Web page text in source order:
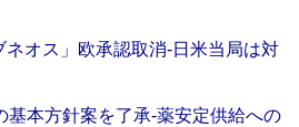
ネオス」欧承認取消‐日米当局は対
基本方針案を了承‐薬安定供給への